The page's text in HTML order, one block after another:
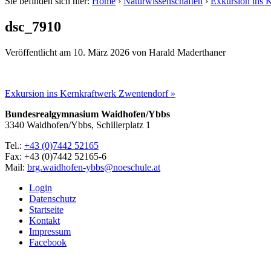
dsc_7910
Veröffentlicht am 10. März 2026 von Harald Maderthaner
Exkursion ins Kernkraftwerk Zwentendorf »
Bundesrealgymnasium Waidhofen/Ybbs
3340 Waidhofen/Ybbs, Schillerplatz 1
Tel.: +43 (0)7442 52165
Fax: +43 (0)7442 52165-6
Mail: brg.waidhofen-ybbs@noeschule.at
Login
Datenschutz
Startseite
Kontakt
Impressum
Facebook